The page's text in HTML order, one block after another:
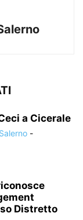
a Cicerale
-
Distretto